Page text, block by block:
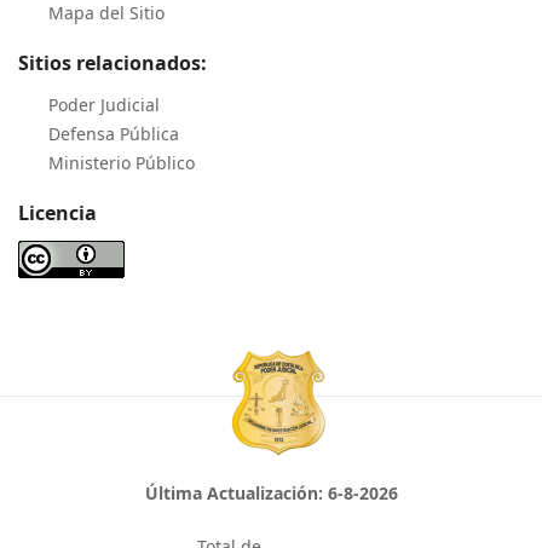
Mapa del Sitio
Sitios relacionados:
Poder Judicial
Defensa Pública
Ministerio Público
Licencia
Última Actualización: 6-8-2026